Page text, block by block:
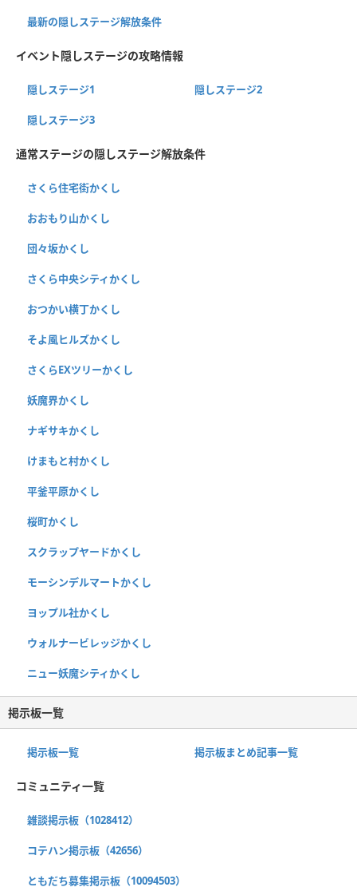
最新の隠しステージ解放条件
イベント隠しステージの攻略情報
隠しステージ1 隠しステージ2
隠しステージ3
通常ステージの隠しステージ解放条件
さくら住宅街かくし
おおもり山かくし
団々坂かくし
さくら中央シティかくし
おつかい横丁かくし
そよ風ヒルズかくし
さくらEXツリーかくし
妖魔界かくし
ナギサキかくし
けまもと村かくし
平釜平原かくし
桜町かくし
スクラップヤードかくし
モーシンデルマートかくし
ヨップル社かくし
ウォルナービレッジかくし
ニュー妖魔シティかくし
掲示板一覧
掲示板一覧 掲示板まとめ記事一覧
コミュニティ一覧
雑談掲示板（1028412）
コテハン掲示板（42656）
ともだち募集掲示板（10094503）